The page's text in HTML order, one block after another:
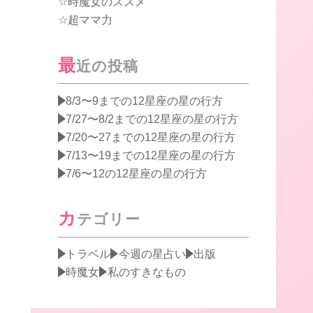
超ママ力
最近の投稿
8/3〜9までの12星座の星の行方
7/27〜8/2までの12星座の星の行方
7/20〜27までの12星座の星の行方
7/13〜19までの12星座の星の行方
7/6〜12の12星座の星の行方
カ テゴリー
トラベル 今週の星占い
出版
時魔女
私のすきなもの